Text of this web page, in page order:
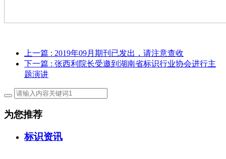
上一篇 : 2019年09月期刊已发出，请注意查收
下一篇 : 张西利院长受邀到湖南省标识行业协会进行主
题演讲
为您推荐
标识资讯